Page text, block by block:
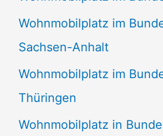
Wohnmobilplatz im
Sachsen-Anhalt
Wohnmobilplatz im
Thüringen
Wohnmobilplatz in